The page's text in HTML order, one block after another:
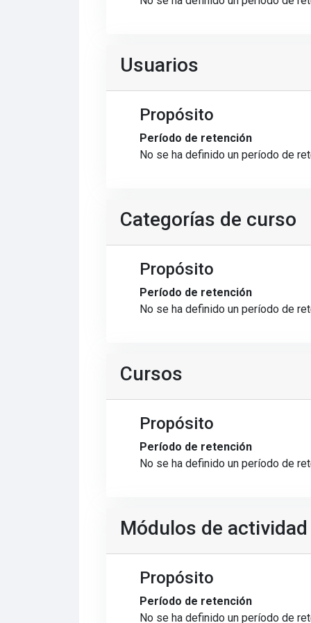
Usuarios
Propósito
Período de retención
No se ha definido un período de
Categorías de curso
Propósito
Período de retención
No se ha definido un período de
Cursos
Propósito
Período de retención
No se ha definido un período de
Módulos de actividad
Propósito
Período de retención
No se ha definido un período de